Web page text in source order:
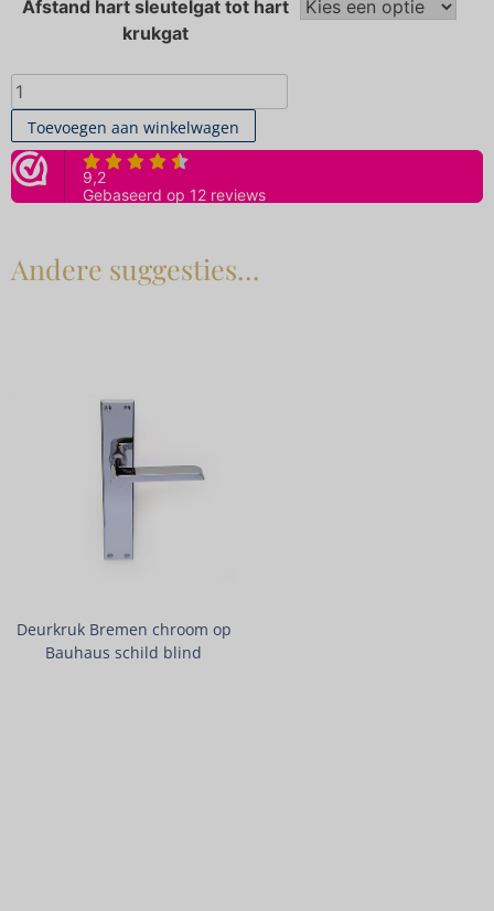
Afstand hart sleutelgat tot hart
krukgat
Toevoegen aan winkelwagen
Andere suggesties…
Deurkruk Bremen chroom op
Bauhaus schild blind